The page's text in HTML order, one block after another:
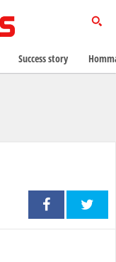
Success story